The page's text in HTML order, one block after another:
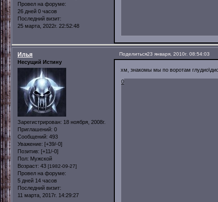
Провел на форуме:
26 дней 0 часов
Последний визит:
25 марта, 2022г. 22:52:48
Поделиться23 января, 2010г. 08:54:03
Илья
Несущий Истину
Зарегистрирован: 18 ноября, 2008г.
Приглашений: 0
Сообщений: 493
Уважение: [+39/-0]
Позитив: [+11/-0]
Пол: Мужской
Возраст: 43 [1982-09-27]
Провел на форуме:
5 дней 14 часов
Последний визит:
11 марта, 2017г. 14:29:27
хм, знакомы мы по воротам
0